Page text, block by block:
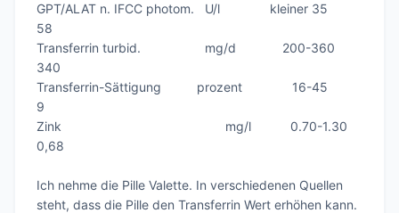
GPT/ALAT n. IFCC photom.   U/l              kleiner 35
58
Transferrin turbid.                  mg/d             200-360
340
Transferrin-Sättigung          prozent              16-45
9
Zink                                              mg/l           0.70-1.30
0,68
Ich nehme die Pille Valette. In verschiedenen Quellen
steht, dass die Pille den Transferrin Wert erhöhen kann.